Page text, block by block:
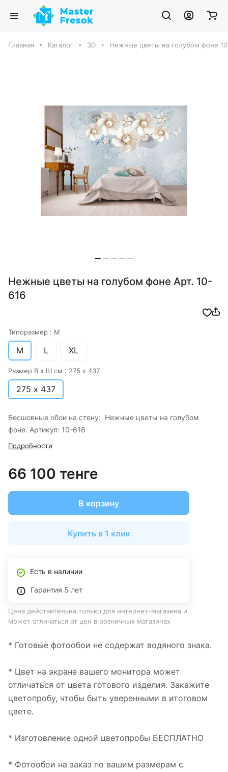
Главная Каталог 3D Нежные цветы на голубом фоне
Нежные цветы на голубом фоне Арт. 10-
616
Типоразмер : M
M L XL
Размер В х Ш см : 275 х 437
275 х 437
Бесшовные обои на стену: Нежные цветы на голубом
фоне. Артикул: 10-616
Подробности
66 100 тенге
В корзину
Купить в 1 клик
Есть в наличии
Гарантия 5 лет
Цена действительна только для интернет-магазина и
может отличаться от цен в розничных магазинах
* Готовые фотообои не содержат водяного знака.
* Цвет на экране вашего монитора может
отличаться от цвета готового изделия. Закажите
цветопробу, чтобы быть уверенными в итоговом
цвете.
* Изготовление одной цветопробы БЕСПЛАТНО
* Фотообои на заказ по вашим размерам с